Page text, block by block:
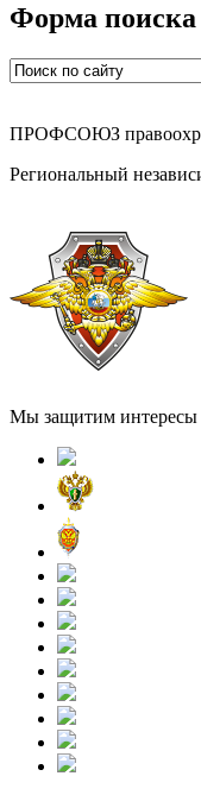
Форма поиска
ПРОФСОЮЗ
Региональный
Мы защитим интересы